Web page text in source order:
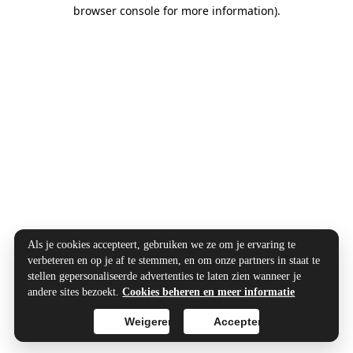
browser console for more information).
Als je cookies accepteert, gebruiken we ze om je ervaring te
verbeteren en op je af te stemmen, en om onze partners in staat te
stellen gepersonaliseerde advertenties te laten zien wanneer je
andere sites bezoekt.Cookies beheren en meer informatie
Accepteren
Weigeren